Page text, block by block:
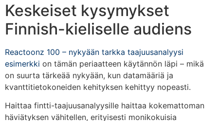
Keskeiset kysymykset
Finnish-kieliselle audiens
Reactoonz 100 – nykyään tarkka taajuusanalyysi
esimerkki on tämän periaatteen käytännön läpi – mikä
on suurta tärkeää nykyään, kun datamääriä ja
kvanttitietokoneiden kehityksen kehittyy nopeasti.
Haittaa fintti-taajuusanalyysille haittaa kokemattoman
häviätyksen vähitellen, erityisesti monikokuisia